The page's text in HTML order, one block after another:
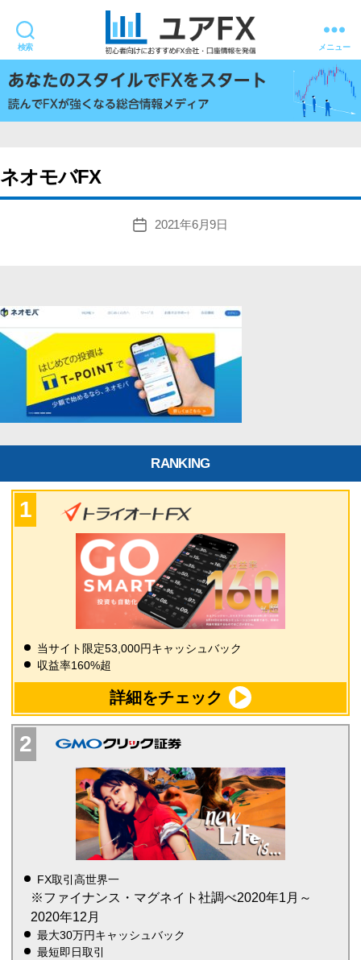
検索
ユ
ア
FX
メニュー
ネオモバFX
投
2021年6月9日
RANKING
当サイト限定53,000円キャッシュバック
収益率160%超
詳細をチェック
FX取引高世界一
※ファイナンス・マグネイト社調べ2020年1月～
2020年12月
最大30万円キャッシュバック
最短即日取引